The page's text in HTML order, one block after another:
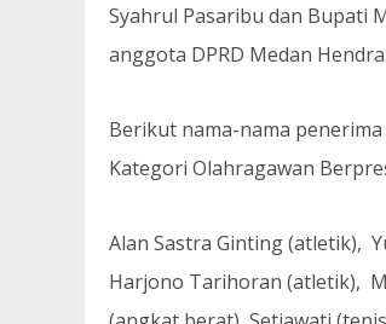
Syahrul Pasaribu dan Bupati
anggota DPRD Medan Hendra
Berikut nama-nama
Kategori Olahragawan
Alan Sastra Ginting (atletik),
Harjono Tarihoran (atletik),